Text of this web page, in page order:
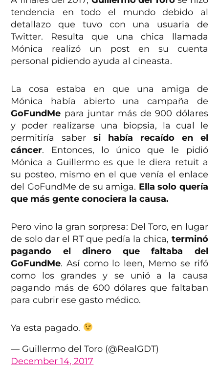
tendencia en todo el mundo debido al
detallazo que tuvo con una usuaria de
Twitter. Resulta que una chica llamada
Mónica realizó un post en su cuenta
personal pidiendo ayuda al cineasta.
La cosa estaba en que una amiga de
Mónica había abierto una campaña de
GoFundMe para juntar más de 900 dólares
y poder realizarse una biopsia, la cual le
permitiría sabersi había recaído en el
cáncer. Entonces, lo único que le pidió
Mónica a Guillermo es que le diera retuit a
su posteo, mismo en el que venía el enlace
del GoFundMe de su amiga. Ella solo quería
que más gente conociera la causa.
Pero vino la gran sorpresa: Del Toro, en lugar
de solo dar el RT que pedía la chica, terminó
pagando el dinero que faltaba del
GoFundMe. Así como lo leen, Memo se rifó
como los grandes y se unió a la causa
pagando más de 600 dólares que faltaban
para cubrir ese gasto médico.
Ya esta pagado.
— Guillermo del Toro (@RealGDT)
December 14, 2017